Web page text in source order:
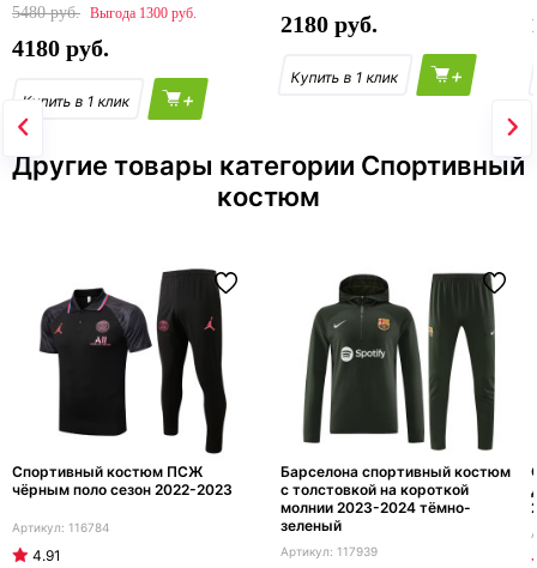
5480
1300
4180
+
2180
+
Другие товары категории Спортивный
костюм
Спортивный костюм ПСЖ
чёрным поло сезон 2022-2023
116784
4.91
Барселона спортивный костюм
с толстовкой на короткой
молнии 2023-2024 тёмно-
зеленый
117939